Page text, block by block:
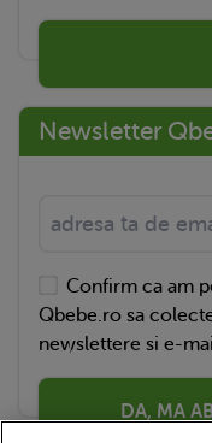
Newsletter
Confirm ca am
Qbebe.ro sa
newslettere si e-
DA, MA